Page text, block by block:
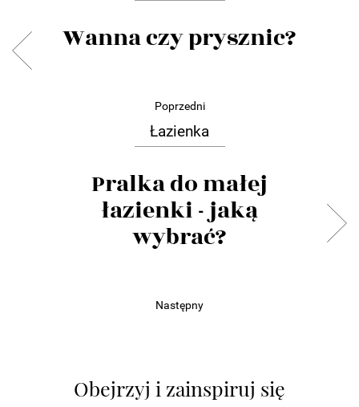
Wanna czy prysznic?
Poprzedni
Łazienka
Pralka do małej
łazienki - jaką
wybrać?
Następny
Obejrzyj i zainspiruj się